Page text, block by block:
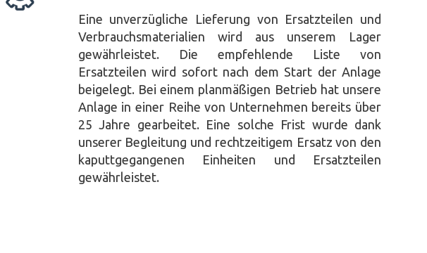
Eine unverzügliche Lieferung von Ersatzteilen und
Verbrauchsmaterialien wird aus unserem Lager
gewährleistet. Die empfehlende Liste von
Ersatzteilen wird sofort nach dem Start der Anlage
beigelegt. Bei einem planmäßigen Betrieb hat unsere
Anlage in einer Reihe von Unternehmen bereits über
25 Jahre gearbeitet. Eine solche Frist wurde dank
unserer Begleitung und rechtzeitigem Ersatz von den
kaputtgegangenen Einheiten und Ersatzteilen
gewährleistet.